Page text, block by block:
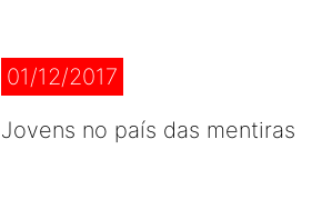
01/12/2017
Jovens no país das mentiras